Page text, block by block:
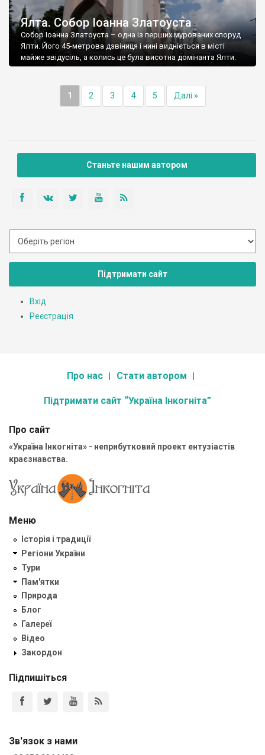
Ялта. Собор Іоанна Златоуста
Собор Іоанна Златоуста – одна із перших мурованих споруд
Ялти. Його 45-метрова дзвіниця і нині видніється в місті
майже звідусіль, а колись це була висотна домінанта Ялти.
1 2 3 4 5 Далі »
Станьте нашим автором
Підтримати сайт
Вхід
Реєстрація
Про нас Стати автором
Підтримати сайт “Україна Інкогніта”
Про сайт
«Україна Інкогніта» - неприбутковий проект ентузіастів
краєзнавства.
Меню
Історія і традиції
Регіони України
Тури
Пам'ятки
Природа
Блог
Галереї
Відео
Закордон
Підпишіться
Зв'язок з нами